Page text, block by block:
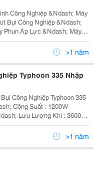
Công Nghiệp &Ndash; Máy
Bụi Công Nghiệp &Ndash;
Phun Áp Lực &Ndash; Máy
Thảm &Ndash; Máy Lau
Thay Thế Các Thiếtbị Vệ
>1 năm
Typhoon 335 Nhập
Công Nghiệp Typhoon 335
Lưu Lượng Khí : 3600
220V-50Hz &Ndash; Dung
&Ndash; Độ Ồn : 66 Db &N>1 năm